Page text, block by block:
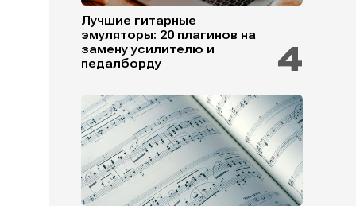
Лучшие гитарные
эмуляторы: 20 плагинов на
замену усилителю и
педалборду